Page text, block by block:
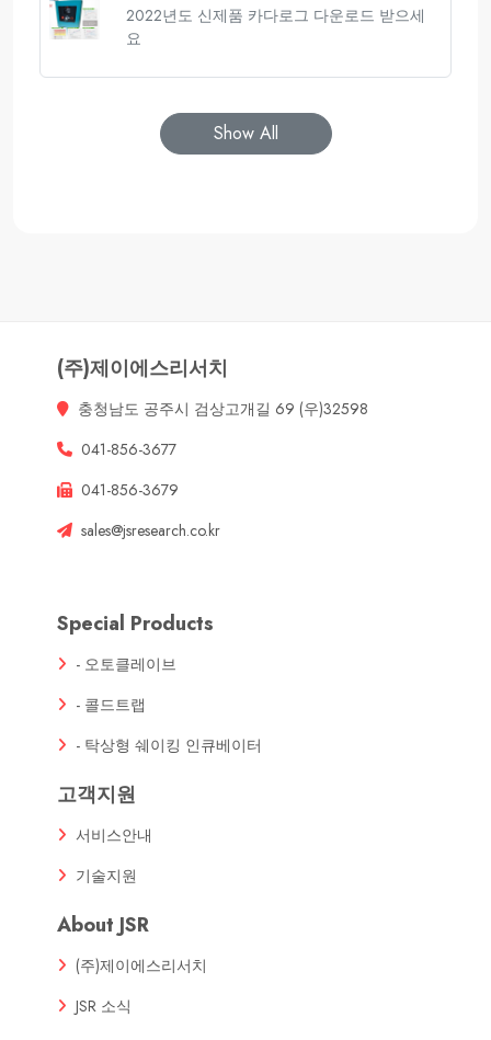
2022년도 신제품 카다로그 다운로드 받으세
요
Show All
(주)제이에스리서치
충청남도 공주시 검상고개길 69 (우)32598
041-856-3677
041-856-3679
sales@jsresearch.co.kr
Special Products
- 오토클레이브
- 콜드트랩
- 탁상형 쉐이킹 인큐베이터
고객지원
서비스안내
기술지원
About JSR
(주)제이에스리서치
JSR 소식